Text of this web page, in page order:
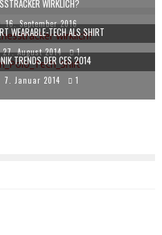
WIRKLICH?
16. September 2016
WEARABLE-TECH ALS SHIRT
27. August 2014 1
TRENDS DER CES 2014
7. Januar 2014 1